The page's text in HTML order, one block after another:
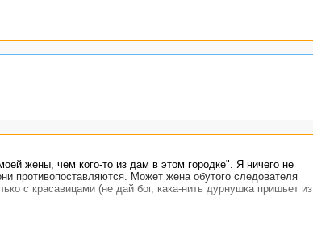
жены, чем кого-то из дам в этом городке". Я ничего не
противопоставляются. Может жена обутого следователя
с красавицами (не дай бог, кака-нить дурнушка пришьет из